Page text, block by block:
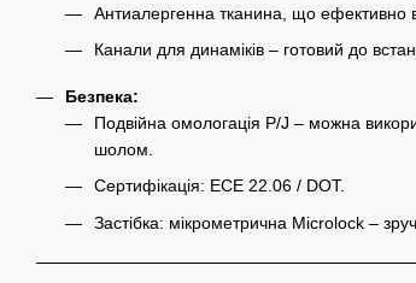
Антиалергенна тканина, що ефективно
Канали для динаміків – готовий до
Безпека:
Подвійна омологація P/J – можна
шолом.
Сертифікація: ECE 22.06 / DOT.
Застібка: мікрометрична Microlock –